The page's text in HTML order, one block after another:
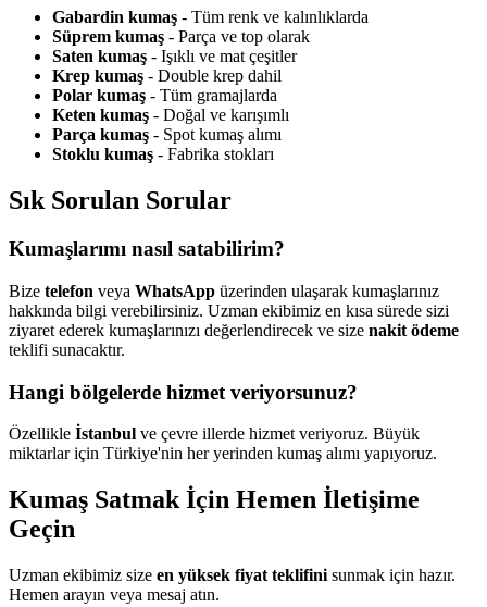
Gabardin kumaş - Tüm renk ve kalınlıklarda
Süprem kumaş - Parça ve top olarak
Saten kumaş - Işıklı ve mat çeşitler
Krep kumaş - Double krep dahil
Polar kumaş - Tüm gramajlarda
Keten kumaş - Doğal ve karışımlı
Parça kumaş - Spot kumaş alımı
Stoklu kumaş - Fabrika stokları
Sık Sorulan Sorular
Kumaşlarımı nasıl satabilirim?
Bize telefon veya WhatsApp üzerinden ulaşarak kumaşlarınız
hakkında bilgi verebilirsiniz. Uzman ekibimiz en kısa sürede sizi
ziyaret ederek kumaşlarınızı değerlendirecek ve size nakit ödeme
teklifi sunacaktır.
Hangi bölgelerde hizmet veriyorsunuz?
Özellikle İstanbul ve çevre illerde hizmet veriyoruz. Büyük
miktarlar için Türkiye'nin her yerinden kumaş alımı yapıyoruz.
Kumaş Satmak İçin Hemen İletişime
Geçin
Uzman ekibimiz size en yüksek fiyat teklifini sunmak için hazır.
Hemen arayın veya mesaj atın.